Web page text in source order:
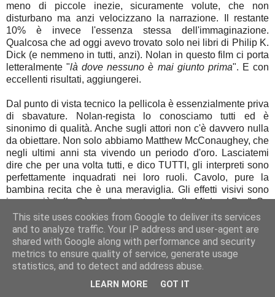
meno di piccole inezie, sicuramente volute, che non
disturbano ma anzi velocizzano la narrazione. Il restante
10% è invece l'essenza stessa dell'immaginazione.
Qualcosa che ad oggi avevo trovato solo nei libri di Philip K.
Dick (e nemmeno in tutti, anzi). Nolan in questo film ci porta
letteralmente "là dove nessuno è mai giunto prima". E con
eccellenti risultati, aggiungerei.
Dal punto di vista tecnico la pellicola è essenzialmente priva
di sbavature. Nolan-regista lo conosciamo tutti ed è
sinonimo di qualità. Anche sugli attori non c'è davvero nulla
da obiettare. Non solo abbiamo Matthew McConaughey, che
negli ultimi anni sta vivendo un periodo d'oro. Lasciatemi
dire che per una volta tutti, e dico TUTTI, gli interpreti sono
perfettamente inquadrati nei loro ruoli. Cavolo, pure la
bambina recita che è una meraviglia. Gli effetti visivi sono
invece più "alla Cùaron" piuttosto che "alla Michael Bay". Se
questo è un bene o un male dipende da voi, ma visti i ritmi
della sceneggiatura, la scelta è stata assai azzeccata.
Questo film lo comprerò in blu-ray il giorno stesso dell'uscita,
però prima di consigliarvelo a mani basse lasciate che vi dia
è un film "ostico" o addirittura criptico tanto quanto
This site uses cookies from Google to deliver its services
and to analyze traffic. Your IP address and user-agent are
shared with Google along with performance and security
metrics to ensure quality of service, generate usage
statistics, and to detect and address abuse.
LEARN MORE GOT IT